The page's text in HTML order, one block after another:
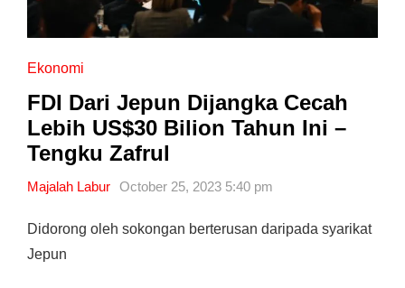
Ekonomi
FDI Dari Jepun Dijangka Cecah
Lebih US$30 Bilion Tahun Ini –
Tengku Zafrul
Majalah Labur October 25, 2023 5:40 pm
Didorong oleh sokongan berterusan daripada syarikat
Jepun